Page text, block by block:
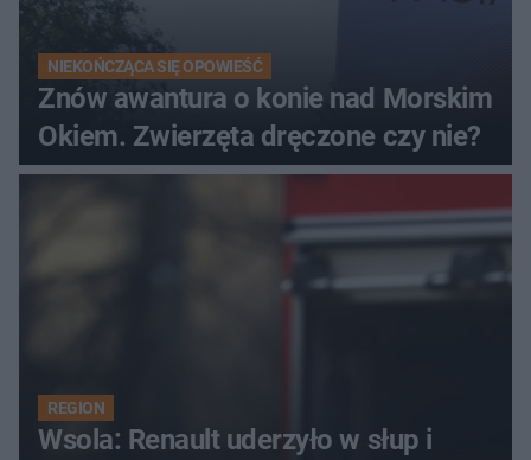
NIEKOŃCZĄCA SIĘ OPOWIEŚĆ
Znów awantura o konie nad Morskim
Okiem. Zwierzęta dręczone czy nie?
REGION
Wsola: Renault uderzyło w słup i